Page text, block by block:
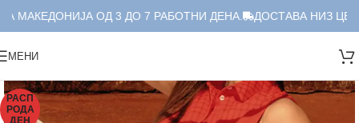
МАКЕДОНИЈА ОД 3 ДО 7 РАБОТНИ ДЕНА. ДОСТАВА НИЗ
МЕНИ
РАСП
РОДА
ДЕН